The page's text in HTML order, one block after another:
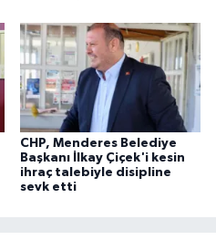
CHP, Menderes Belediye
Başkanı İlkay Çiçek'i kesin
ihraç talebiyle disipline
sevk etti